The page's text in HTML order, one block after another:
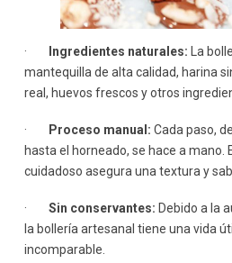
· Ingredientes naturales: La
mantequilla de alta calidad, harina
real, huevos frescos y otros
· Proceso manual: Cada paso,
hasta el horneado, se hace a mano.
cuidadoso asegura una textura y
· Sin conservantes: Debido a la
la bollería artesanal tiene una vida
incomparable.